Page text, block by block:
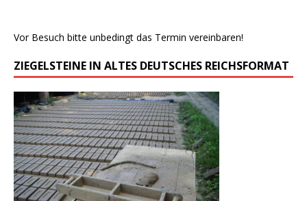
Vor Besuch bitte unbedingt das Termin vereinbaren!
ZIEGELSTEINE IN ALTES DEUTSCHES REICHSFORMAT